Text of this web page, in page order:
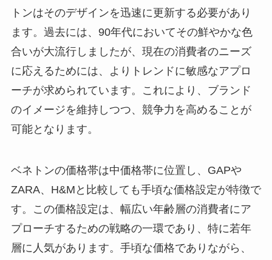
トンはそのデザインを迅速に更新する必要があり
ます。過去には、90年代においてその鮮やかな色
合いが大流行しましたが、現在の消費者のニーズ
に応えるためには、よりトレンドに敏感なアプロ
ーチが求められています。これにより、ブランド
のイメージを維持しつつ、競争力を高めることが
可能となります。
ベネトンの価格帯は中価格帯に位置し、GAPや
ZARA、H&Mと比較しても手頃な価格設定が特徴で
す。この価格設定は、幅広い年齢層の消費者にア
プローチするための戦略の一環であり、特に若年
層に人気があります。手頃な価格でありながら、